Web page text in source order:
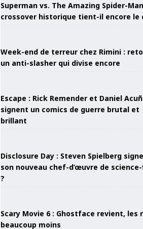
Superman vs. The Amazing Spider-
crossover historique tient-il encore le
Week-end de terreur chez Rimini :
un anti-slasher qui divise encore
Escape : Rick Remender et Daniel
signent un comics de guerre brutal et
brillant
Disclosure Day : Steven Spielberg
son nouveau chef-d’œuvre de
?
Scary Movie 6 : Ghostface revient, les
beaucoup moins